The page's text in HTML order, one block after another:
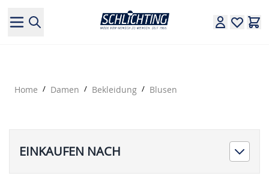
Home / Damen / Bekleidung / Blusen
EINKAUFEN NACH